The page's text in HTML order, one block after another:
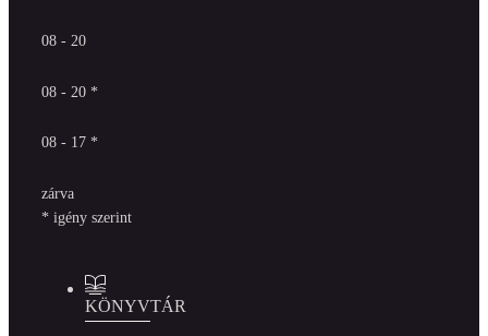
08 - 20
08 - 20 *
08 - 17 *
zárva
* igény szerint
KÖNYVTÁR